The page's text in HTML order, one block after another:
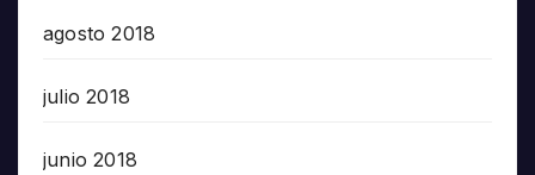
agosto 2018
julio 2018
junio 2018